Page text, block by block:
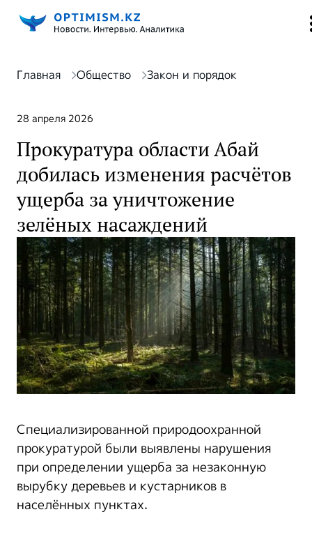
Главная Общество Закон и порядок
28 апреля 2026
Прокуратура области Абай
добилась изменения расчётов
ущерба за уничтожение
зелёных насаждений
Специализированной природоохранной
прокуратурой были выявлены нарушения
при определении ущерба за незаконную
вырубку деревьев и кустарников в
населённых пунктах.